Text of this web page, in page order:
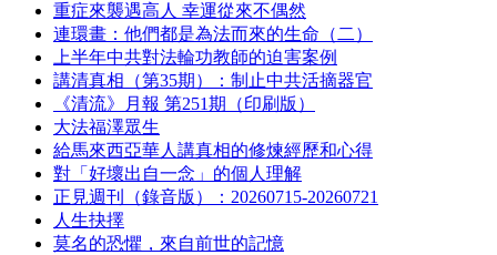
重症來襲遇高人 幸運從來不偶然
連環畫：他們都是為法而來的生命（二）
上半年中共對法輪功教師的迫害案例
講清真相（第35期）：制止中共活摘器官
《清流》月報 第251期（印刷版）
大法福澤眾生
給馬來西亞華人講真相的修煉經歷和心得
對「好壞出自一念」的個人理解
正見週刊（錄音版）：20260715-20260721
人生抉擇
莫名的恐懼，來自前世的記憶